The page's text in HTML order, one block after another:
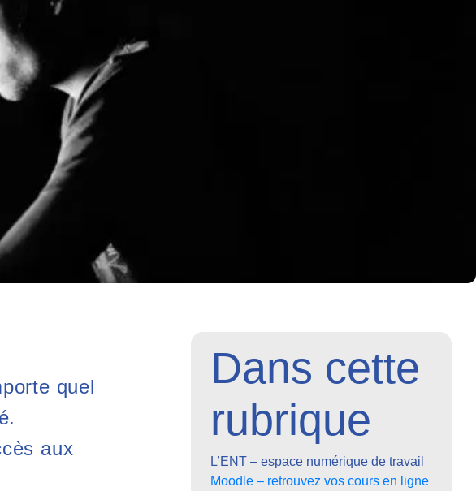
quel
aux
Dans cette
rubrique
L’ENT – espace numérique de travail
Moodle – retrouvez vos cours en ligne